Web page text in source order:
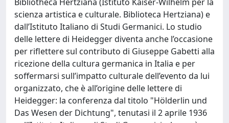
scienza artistica e culturale. Biblioteca Hertziana) e
dall’Istituto Italiano di Studi Germanici. Lo studio
delle lettere di Heidegger diventa anche l’occasione
per riflettere sul contributo di Giuseppe Gabetti alla
ricezione della cultura germanica in Italia e per
soffermarsi sull’impatto culturale dell’evento da lui
organizzato, che è all’origine delle lettere di
Heidegger: la conferenza dal titolo "Hölderlin und
Das Wesen der Dichtung", tenutasi il 2 aprile 1936